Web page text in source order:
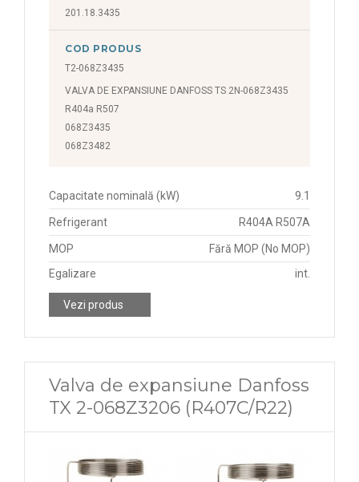
201.18.3435
COD PRODUS
T2-068Z3435
VALVA DE EXPANSIUNE DANFOSS TS 2N-068Z3435
R404a R507
068Z3435
068Z3482
Capacitate nominală (kW) 9.1
Refrigerant R404A R507A
MOP
Fără MOP (No MOP)
Egalizare
int.
Vezi produs
Valva de expansiune Danfoss
TX 2-068Z3206 (R407C/R22)